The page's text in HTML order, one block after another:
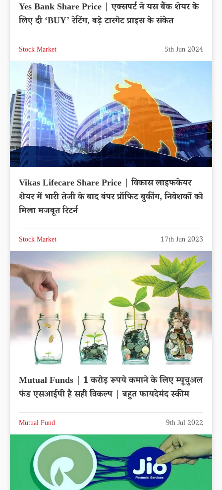
Yes Bank Share Price | एक्सपर्ट ने यस बैंक शेयर के
लिए दी ‘BUY’ रेटिंग, बड़े टारगेट प्राइस के संकेत
Stock Market 5th Jun 2024
Vikas Lifecare Share Price | विकास लाइफकेयर
शेयर में भारी तेजी के बाद बंपर प्रॉफिट बुकींग, निवेशकों को
मिला मजबूत रिटर्न
Stock Market 17th Jun 2023
Mutual Funds | 1 करोड़ रूपये कमाने के लिए म्यूचुअल
फंड एसआईपी है सही विकल्प | बहुत फायदेमंद स्कीम
Mutual Fund 9th Jul 2022